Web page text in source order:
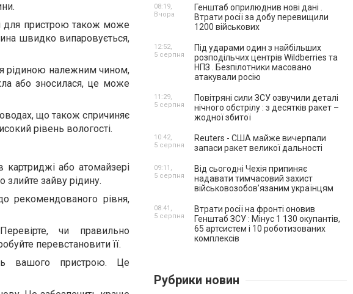
для пристрою також може
швидко випаровується,
рідиною належним чином,
або зносилася, це може
що також спричиняє
рівень вологості.
картриджі або атомайзері
зайву рідину.
рекомендованого рівня,
чи правильно
перевстановити її.
вашого пристрою. Це
Генштаб оприлюднив нові дані .
Втрати росії за добу перевищили
1200 військових
08:19,
Вчора
Під ударами один з найбільших
розподільчих центрів Wildberries та
НПЗ . Безпілотники масовано
атакували росію
12:52,
5 серпня
Повітряні сили ЗСУ озвучили деталі
нічного обстрілу : з десятків ракет –
жодної збитої
11:29,
5 серпня
Reuters - США майже вичерпали
запаси ракет великої дальності
10:42,
5 серпня
Від сьогодні Чехія припиняє
надавати тимчасовий захист
військовозобов’язаним українцям
09:11,
5 серпня
Втрати росії на фронті оновив
Генштаб ЗСУ : Мінус 1 130 окупантів,
65 артсистем і 10 роботизованих
комплексів
08:41,
5 серпня
Рубрики новин